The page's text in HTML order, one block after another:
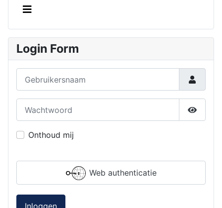
Login Form
Toon
Onthoud mij
Web authenticatie
Inloggen